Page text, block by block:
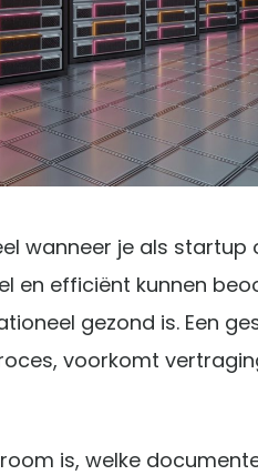
wanneer je als
en efficiënt kunnen
gezond is. Een
voorkomt
is, welke